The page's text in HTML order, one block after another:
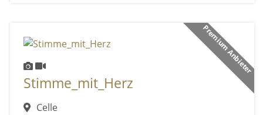
Premium Anbieter
Stimme_mit_Herz
Celle